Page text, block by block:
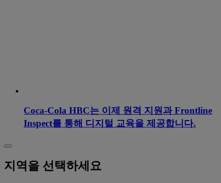
Coca-Cola HBC는 이제 원격 지원과 Frontline
Inspect를 통해 디지털 교육을 제공합니다.
지역을 선택하세요